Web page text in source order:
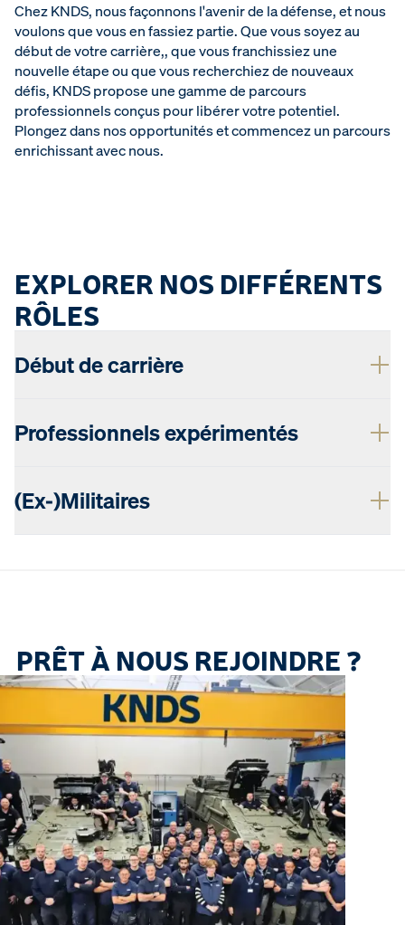
Chez KNDS, nous façonnons l'avenir de la défense, et nous
voulons que vous en fassiez partie. Que vous soyez au
début de votre carrière,, que vous franchissiez une
nouvelle étape ou que vous recherchiez de nouveaux
défis, KNDS propose une gamme de parcours
professionnels conçus pour libérer votre potentiel.
Plongez dans nos opportunités et commencez un parcours
enrichissant avec nous.
EXPLORER NOS DIFFÉRENTS
RÔLES
Début de carrière
Professionnels expérimentés
(Ex-)Militaires
PRÊT À NOUS REJOINDRE ?